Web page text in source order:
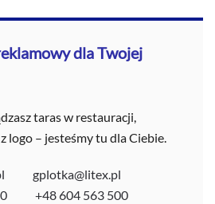
dla Twojej
taras w restauracji,
logo – jesteśmy tu dla Ciebie.
gplotka@litex.pl
+48 604 563 500